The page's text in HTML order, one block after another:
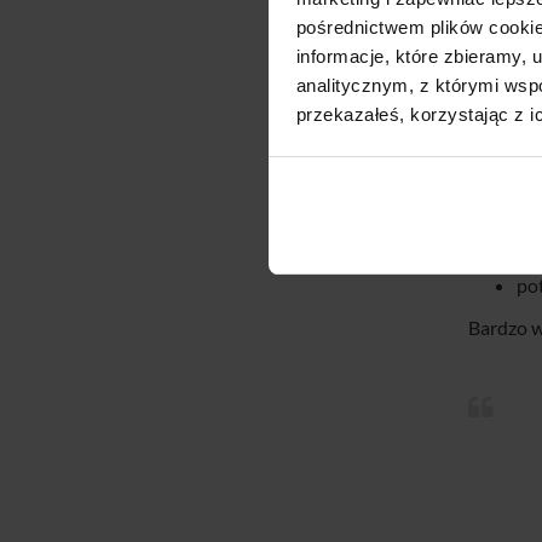
pośrednictwem plików
informacje, które zbieramy,
analitycznym, z którymi
przekazałeś, korzystając z
Proces
Bardzo